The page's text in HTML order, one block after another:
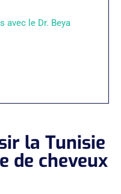
avec le Dr. Beya
la Tunisie
de cheveux